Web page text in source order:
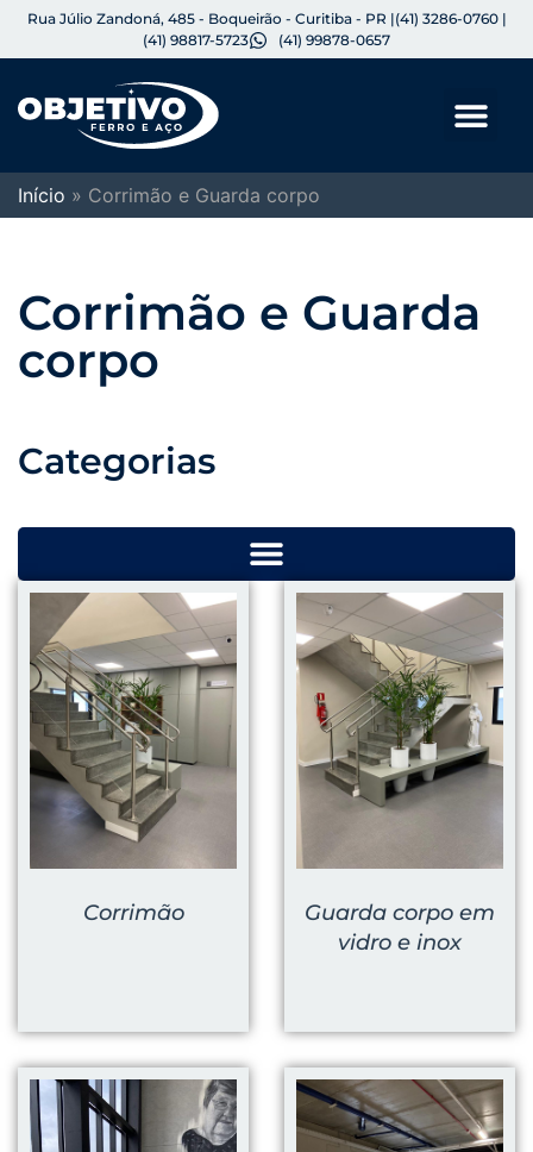
Rua Júlio Zandoná, 485 - Boqueirão - Curitiba - PR |(41) 3286-0760 |
(41) 98817-5723
(41) 99878-0657
Início » Corrimão e Guarda corpo
Corrimão e Guarda
corpo
Categorias
Corrimão
Guarda corpo em
vidro e inox